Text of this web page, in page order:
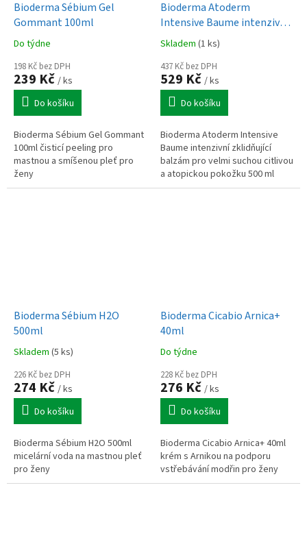
Bioderma Sébium Gel
Gommant 100ml
Do týdne
198 Kč bez DPH
239 Kč / ks
Do košíku
Bioderma Sébium Gel Gommant
100ml čisticí peeling pro
mastnou a smíšenou pleť pro
ženy
Bioderma Atoderm
Intensive Baume intenzivní
zklidňující balzám pro velmi
suchou citlivou a atopickou
pokožku 500 ml
Skladem (1 ks)
437 Kč bez DPH
529 Kč / ks
Do košíku
Bioderma Atoderm Intensive
Baume intenzivní zklidňující
balzám pro velmi suchou citlivou
a atopickou pokožku 500 ml
Bioderma Sébium H2O
500ml
Skladem (5 ks)
226 Kč bez DPH
274 Kč / ks
Do košíku
Bioderma Sébium H2O 500ml
micelární voda na mastnou pleť
pro ženy
Bioderma Cicabio Arnica+
40ml
Do týdne
228 Kč bez DPH
276 Kč / ks
Do košíku
Bioderma Cicabio Arnica+ 40ml
krém s Arnikou na podporu
vstřebávání modřin pro ženy